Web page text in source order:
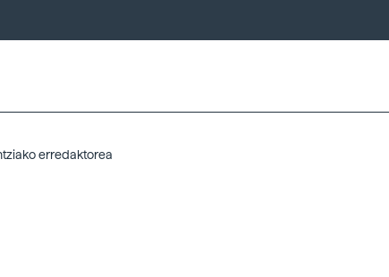
erredaktorea